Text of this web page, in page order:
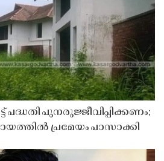
പദ്ധതി പുനരുജ്ജീവിപ്പിക്കണം;
പ്രമേയം പാസാക്കി